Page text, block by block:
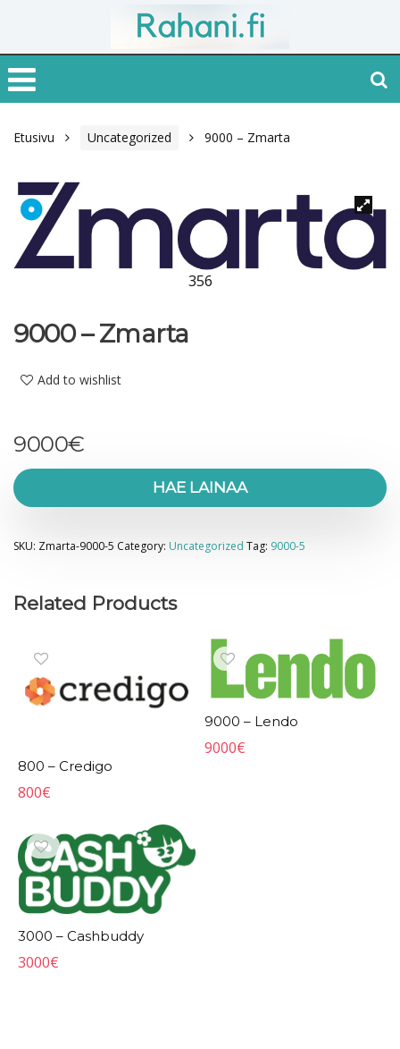
Etusivu Uncategorized 9000 – Zmarta
356
9000 – Zmarta
Add to wishlist
9000€
HAE LAINAA
SKU: Zmarta-9000-5 Category: Uncategorized Tag: 9000-5
Related Products
800 – Credigo
800€
9000 – Lendo
9000€
3000 – Cashbuddy
3000€